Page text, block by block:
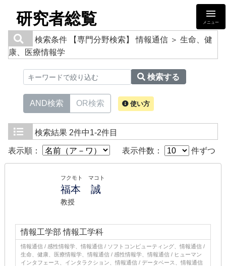
研究者総覧 メニュー
検索条件
【専門分野検索】 情報通信 ＞ 生命、健
康、医療情報学
検索する
AND検索 OR検索 使い方
検索結果 2件中1-2件目
表示順： 表示件数： 件ずつ
フクモト マコト
福本 誠
教授
情報工学部 情報工学科
情報通信 / 感性情報学、情報通信 / ソフトコンピューティング、情報通信 /
生命、健康、医療情報学、情報通信 / 感性情報学、情報通信 / ヒューマン
インタフェース、インタラクション、情報通信 / データベース、情報通信